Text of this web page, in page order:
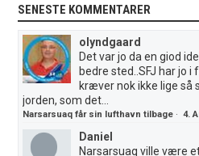
SENESTE KOMMENTARER
olyndgaard
Det var jo da en giod
bedre sted..SFJ har jo
kræver nok ikke lige så
jorden, som det...
Narsarsuaq får sin lufthavn tilbage ·4.
Daniel
Narsarsuaq ville være